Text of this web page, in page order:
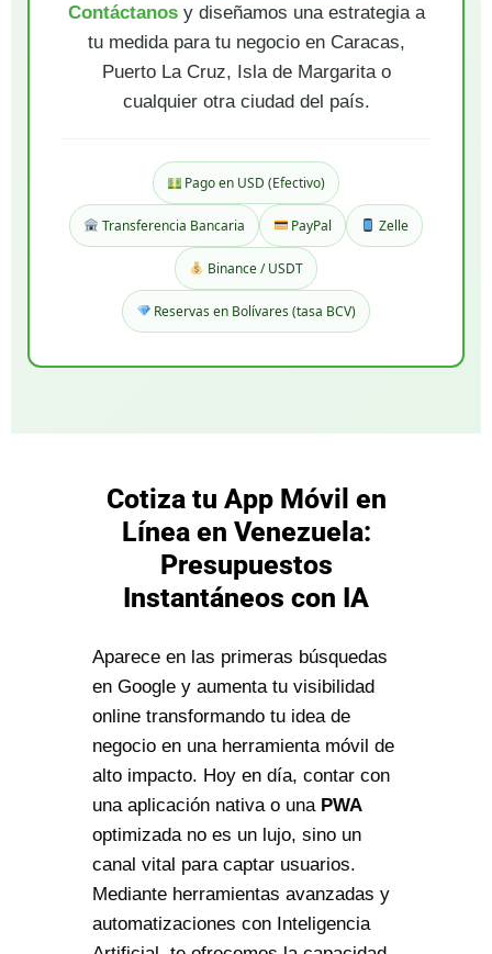
Contáctanosy diseñamos una estrategia a
tu medida para tu negocio en Caracas,
Puerto La Cruz, Isla de Margarita o
cualquier otra ciudad del país.
Pago en USD (Efectivo)
Transferencia Bancaria PayPal Zelle
Binance / USDT
Reservas en Bolívares (tasa BCV)
Cotiza tu App Móvil en
Línea en Venezuela:
Presupuestos
Instantáneos con IA
Aparece en las primeras búsquedas
en Google y aumenta tu visibilidad
online transformando tu idea de
negocio en una herramienta móvil de
alto impacto. Hoy en día, contar con
una aplicación nativa o una PWA
optimizada no es un lujo, sino un
canal vital para captar usuarios.
Mediante herramientas avanzadas y
automatizaciones con Inteligencia